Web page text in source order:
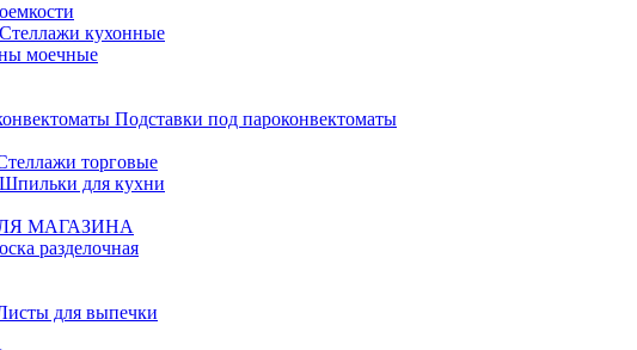
Стеллажи кухонные
моечные
Подставки под пароконвектоматы
торговые
Шпильки для кухни
МАГАЗИНА
разделочная
для выпечки